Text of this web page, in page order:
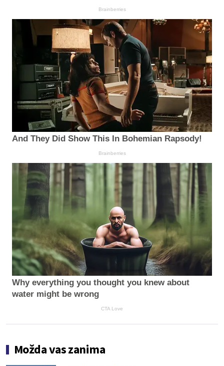
Brainberries
And They Did Show This In Bohemian Rapsody!
Brainberries
Why everything you thought you knew about
water might be wrong
CTA Love
Možda vas zanima